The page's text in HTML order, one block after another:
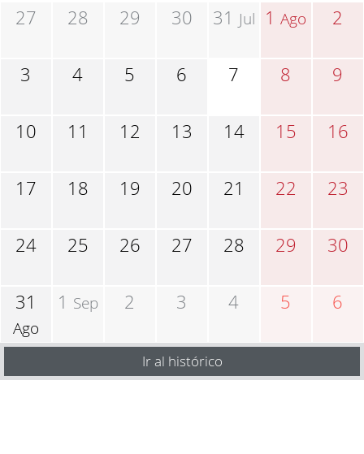
27 28 29 30 31 Jul 1Ago 2
3 4 5 6 7 8 9
10 11 12 13 14 15 16
17 18 19 20 21 22 23
24 25 26 27 28 29 30
31
Ago
1 Sep 2 3 4 5 6
Ir al histórico